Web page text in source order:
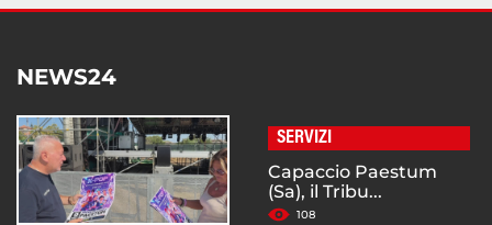
NEWS24
SERVIZI
Capaccio Paestum
(Sa), il Tribu...
108